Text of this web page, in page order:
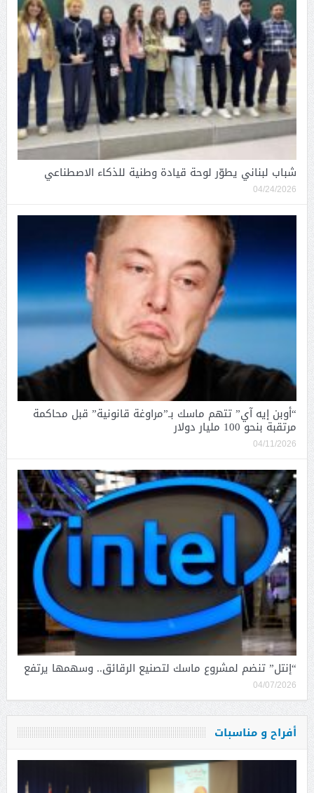
شباب لبناني يطوّر لوحة قيادة وطنية للذكاء الاصطناعي
04/24/2026
“أوبن إيه آي” تتهم ماسك بـ”مراوغة قانونية” قبل محاكمة
مرتقبة بنحو 100 مليار دولار
04/11/2026
“إنتل” تنضم لمشروع ماسك لتصنيع الرقائق.. وسهمها يرتفع
04/07/2026
أفراح و مناسبات